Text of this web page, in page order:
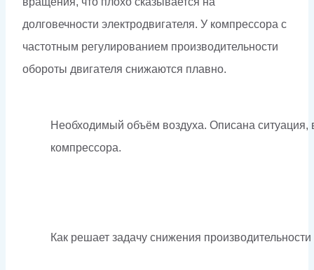
долговечности электродвигателя. У компрессора с
частотным регулированием производительности
обороты двигателя снижаются плавно.
Необходимый объём воздуха. Описана ситуация,
компрессора.
Как решает задачу снижения